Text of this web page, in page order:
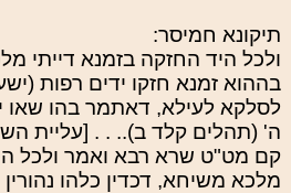
תיקונא חמיסר:
ולכל היד החזקה בזמנא דייתי
בההוא זמנא חזקו ידים רפות
לסלקא לעילא, דאתמר בהו שאו
ה' (תהלים קלד ב).. . . [עליית
קם מט"ט שרא רבא ואמר ולכל
מלכא משיחא, דכדין כלהו